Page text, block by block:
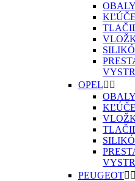
OPEL 
PEUGEOT 